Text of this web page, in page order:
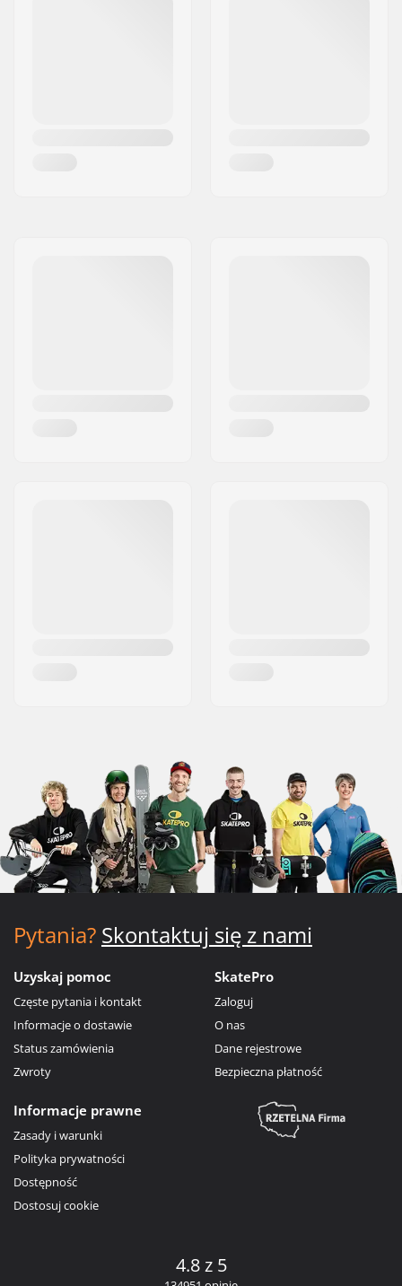
Pytania? Skontaktuj się z nami
Uzyskaj pomoc
Częste pytania i kontakt
Informacje o dostawie
Status zamówienia
Zwroty
SkatePro
Zaloguj
O nas
Dane rejestrowe
Bezpieczna płatność
Informacje prawne
Zasady i warunki
Polityka prywatności
Dostępność
Dostosuj cookie
4.8 z 5